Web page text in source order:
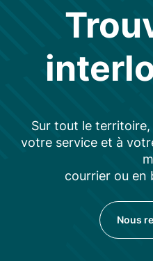
Sur tout le
votre service et à
courrier ou en
Nous